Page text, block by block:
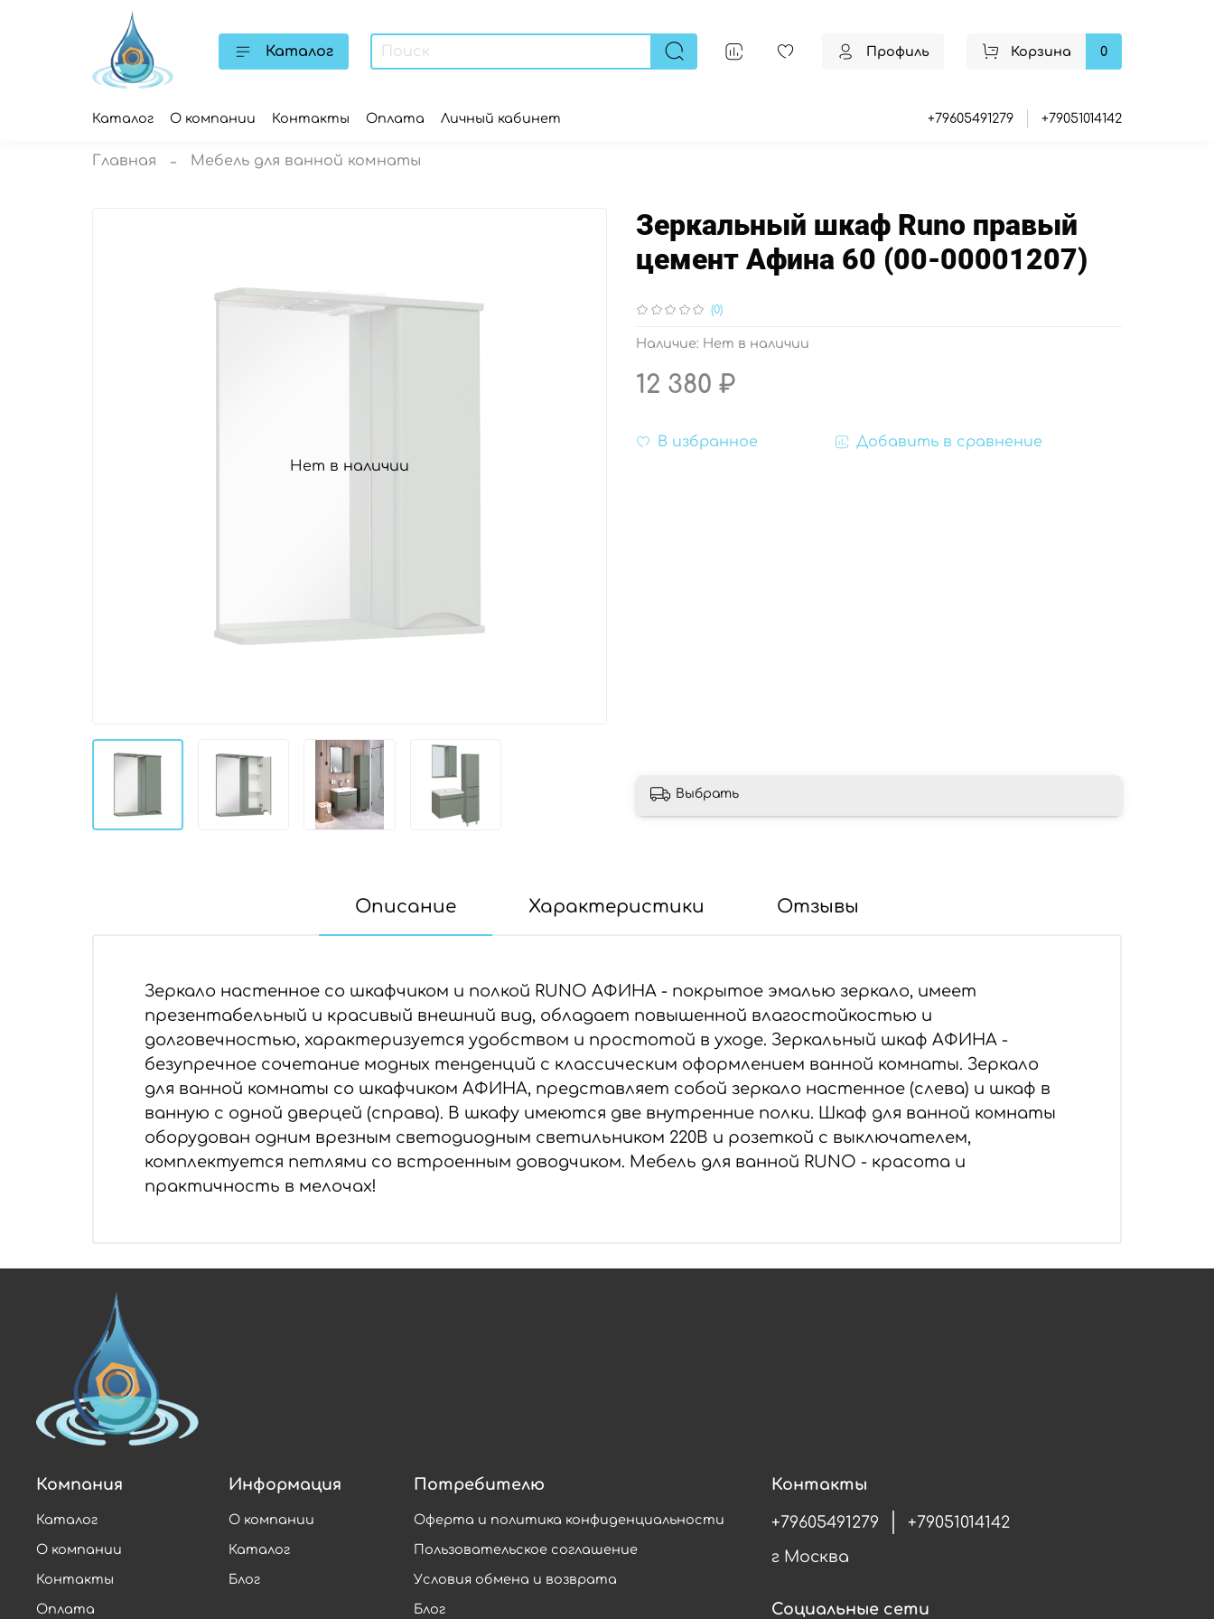
Каталог Профиль Корзина 0
Каталог О компании Контакты Оплата Личный кабинет +79605491279 +79051014142
Главная Мебель для ванной комнаты
Нет в наличии
(0)
Наличие: Нет в наличии
Зеркальный шкаф Runo правый
цемент Афина 60 (00-00001207)
12 380 ₽
В избранное Добавить в сравнение
Выбрать
Описание Характеристики Отзывы
Зеркало настенное со шкафчиком и полкой RUNO АФИНА - покрытое эмалью зеркало, имеет
презентабельный и красивый внешний вид, обладает повышенной влагостойкостью и
долговечностью, характеризуется удобством и простотой в уходе. Зеркальный шкаф АФИНА -
безупречное сочетание модных тенденций с классическим оформлением ванной комнаты. Зеркало
для ванной комнаты со шкафчиком АФИНА, представляет собой зеркало настенное (слева) и шкаф в
ванную с одной дверцей (справа). В шкафу имеются две внутренние полки. Шкаф для ванной комнаты
оборудован одним врезным светодиодным светильником 220В и розеткой с выключателем,
комплектуется петлями со встроенным доводчиком. Мебель для ванной RUNO - красота и
практичность в мелочах!
Компания
Каталог
О компании
Контакты
Оплата
Информация
О компании
Каталог
Блог
Потребителю
Оферта и политика конфиденциальности
Пользовательское соглашение
Условия обмена и возврата
Блог
Контакты
+79605491279
+79051014142
г Москва
Социальные сети